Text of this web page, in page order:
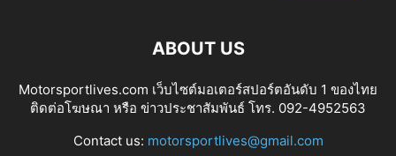
ABOUT US
Motorsportlives.com เว็บไซต์มอเตอร์สปอร์ตอันดับ 1 ของไทย
ติดต่อโฆษณา หรือ ข่าวประชาสัมพันธ์ โทร. 092-4952563
Contact us: motorsportlives@gmail.com